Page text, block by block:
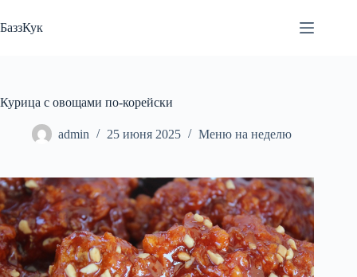
к
сути
БаззКук
Курица с овощами по-корейски
admin 25 июня 2025 Меню на неделю